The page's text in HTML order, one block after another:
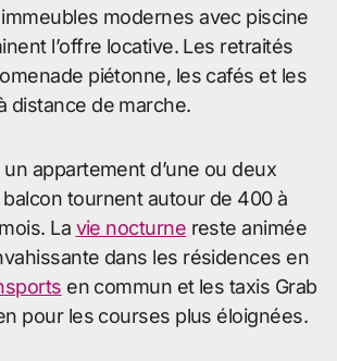
modernes avec piscine
l’offre locative. Les retraités
piétonne, les cafés et les
distance de marche.
appartement d’une ou deux
tournent autour de 400 à
La vie nocturne reste animée
dans les résidences en
en commun et les taxis Grab
pour les courses plus éloignées.